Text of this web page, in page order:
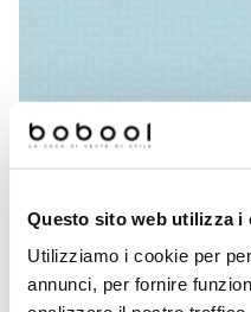
Questo sito web utilizza i
Utilizziamo i cookie per
annunci, per fornire